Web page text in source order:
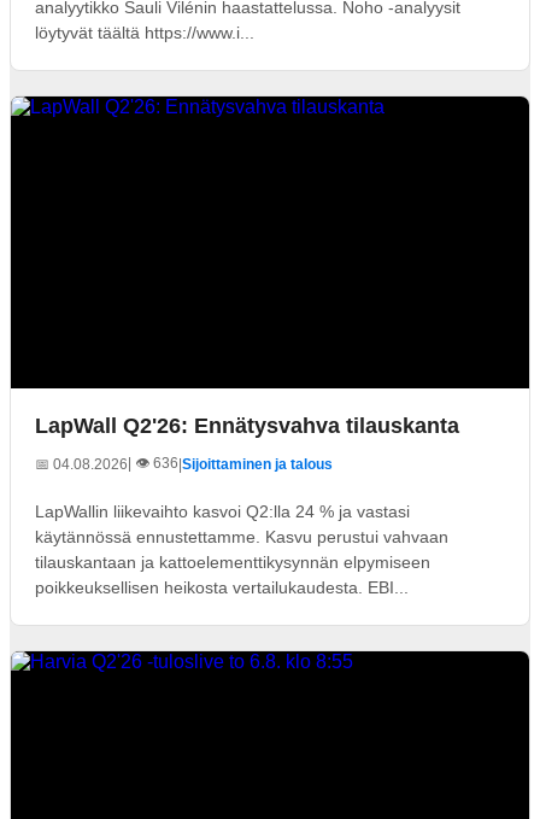
analyytikko Sauli Vilénin haastattelussa. Noho -analyysit
löytyvät täältä https://www.i...
LapWall Q2'26: Ennätysvahva tilauskanta
📅 04.08.2026| 👁️ 636 Sijoittaminen ja talous
LapWallin liikevaihto kasvoi Q2:lla 24 % ja vastasi
käytännössä ennustettamme. Kasvu perustui vahvaan
tilauskantaan ja kattoelementtikysynnän elpymiseen
poikkeuksellisen heikosta vertailukaudesta. EBI...